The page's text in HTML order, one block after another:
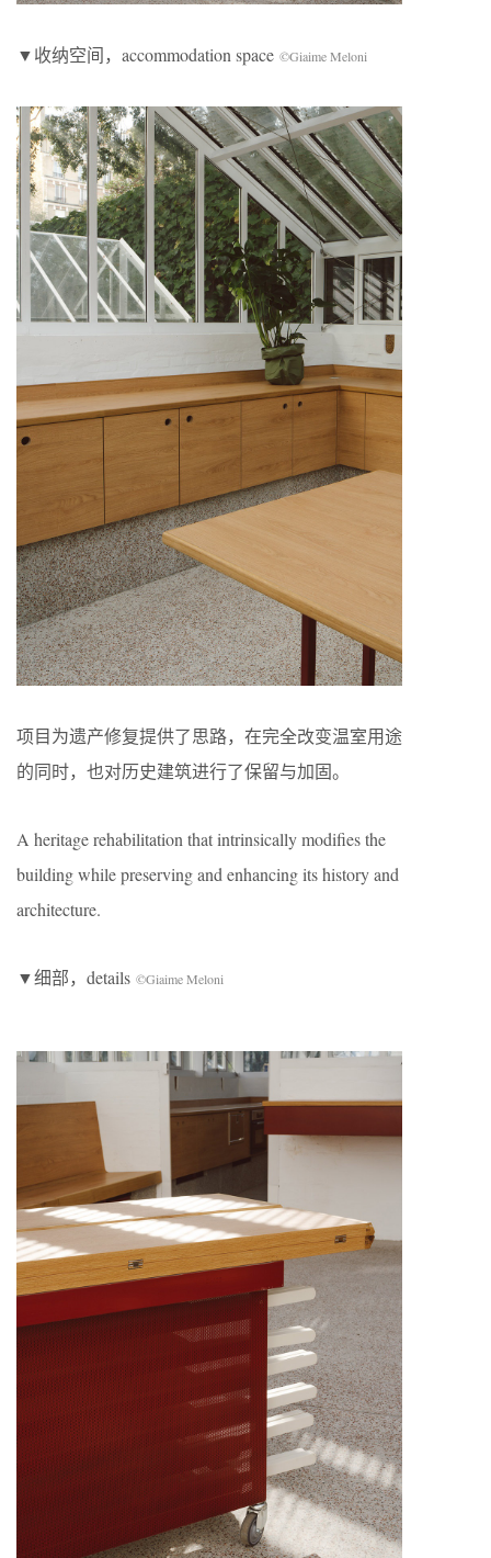
▼收纳空间，accommodation space ©Giaime Meloni
项目为遗产修复提供了思路，在完全改变温室用途
的同时，也对历史建筑进行了保留与加固。
A heritage rehabilitation that intrinsically modiﬁes the
building while preserving and enhancing its history and
architecture.
▼细部，details ©Giaime Meloni